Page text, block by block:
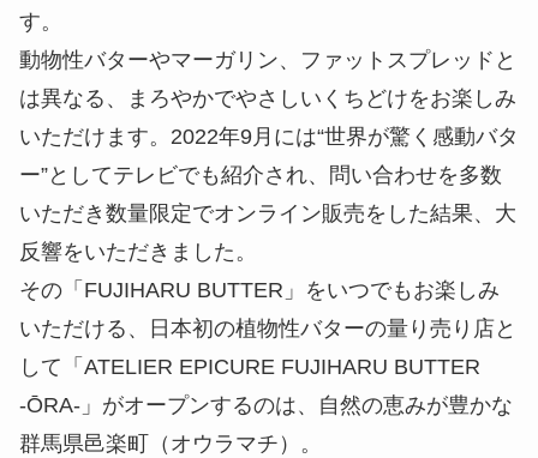
す。
動物性バターやマーガリン、ファットスプレッドと
は異なる、まろやかでやさしいくちどけをお楽しみ
いただけます。2022年9月には“世界が驚く感動バタ
ー”としてテレビでも紹介され、問い合わせを多数
いただき数量限定でオンライン販売をした結果、大
反響をいただきました。
その「FUJIHARU BUTTER」をいつでもお楽しみ
いただける、日本初の植物性バターの量り売り店と
して「ATELIER EPICURE FUJIHARU BUTTER
-ŌRA-」がオープンするのは、自然の恵みが豊かな
群馬県邑楽町（オウラマチ）。